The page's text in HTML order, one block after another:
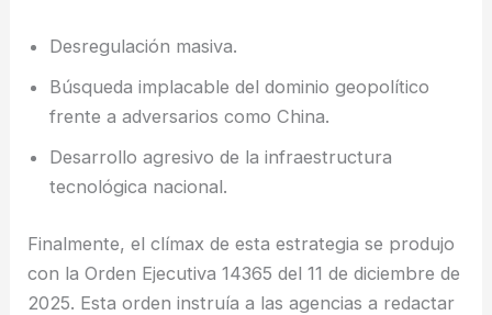
Desregulación masiva.
Búsqueda implacable del dominio geopolítico
frente a adversarios como China.
Desarrollo agresivo de la infraestructura
tecnológica nacional.
Finalmente, el clímax de esta estrategia se produjo
con la Orden Ejecutiva 14365 del 11 de diciembre de
2025. Esta orden instruía a las agencias a redactar